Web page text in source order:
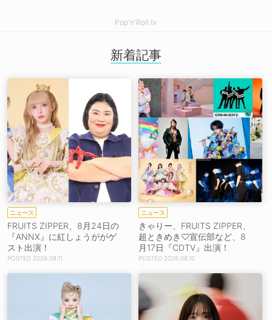
Pop'n'Roll.tv
新着記事
ニュース
FRUITS ZIPPER、8月24日の
『ANNX』に紅しょうががゲ
スト出演！
2026.08.11
ニュース
きゃりー、FRUITS ZIPPER、
超ときめき♡宣伝部など、8
月17日『CDTV』出演！
2026.08.10